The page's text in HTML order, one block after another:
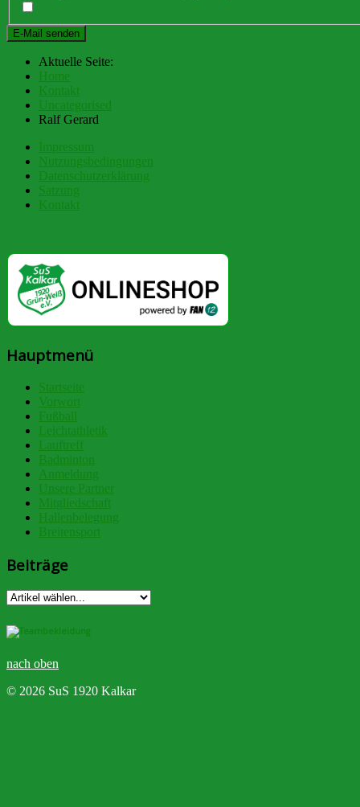
E-Mail senden
Aktuelle Seite:
Home
Kontakt
Uncategorised
Ralf Gerard
Impressum
Nutzungsbedingungen
Datenschutzerklärung
Satzung
Kontakt
Hauptmenü
Startseite
Vorwort
Fußball
Leichtathletik
Lauftreff
Badminton
Anmeldung
Unsere Partner
Mitgliedschaft
Hallenbelegung
Breitensport
Beiträge
nach oben
© 2026 SuS 1920 Kalkar